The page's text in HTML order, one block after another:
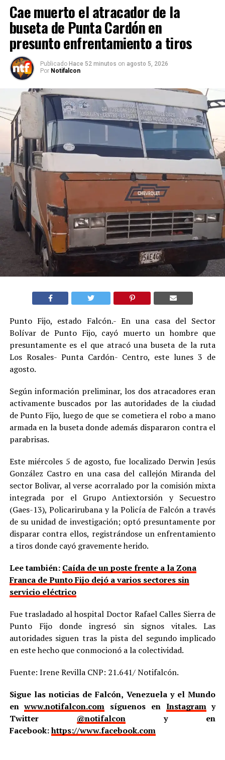
Cae muerto el atracador de la
buseta de Punta Cardón en
presunto enfrentamiento a tiros
Publicado Hace 52 minutos on agosto 5, 2026
Por Notifalcon
Punto Fijo, estado Falcón.- En una casa del Sector
Bolívar de Punto Fijo, cayó muerto un hombre que
presuntamente es el que atracó una buseta de la ruta
Los Rosales- Punta Cardón- Centro, este lunes 3 de
agosto.
Según información preliminar, los dos atracadores eran
activamente buscados por las autoridades de la ciudad
de Punto Fijo, luego de que se cometiera el robo a mano
armada en la buseta donde además dispararon contra el
parabrisas.
Este miércoles 5 de agosto, fue localizado Derwin Jesús
González Castro en una casa del callejón Miranda del
sector Bolivar, al verse acorralado por la comisión mixta
integrada por el Grupo Antiextorsión y Secuestro
(Gaes-13), Policarirubana y la Policía de Falcón a través
de su unidad de investigación; optó presuntamente por
disparar contra ellos, registrándose un enfrentamiento
a tiros donde cayó gravemente herido.
Lee también: Caída de un poste frente a la Zona
Franca de Punto Fijo dejó a varios sectores sin
servicio eléctrico
Fue trasladado al hospital Doctor Rafael Calles Sierra de
Punto Fijo donde ingresó sin signos vitales. Las
autoridades siguen tras la pista del segundo implicado
en este hecho que conmocionó a la colectividad.
Fuente: Irene Revilla CNP: 21.641/ Notifalcón.
Sigue las noticias de Falcón, Venezuela y el Mundo
enwww.notifalcon.com síguenos en Instagramy
Twitter @notifalcony en
Facebook:https://www.facebook.com